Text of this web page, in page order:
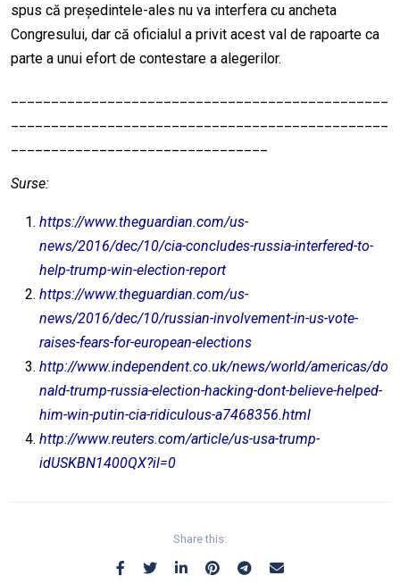
spus că președintele-ales nu va interfera cu ancheta
Congresului, dar că oficialul a privit acest val de rapoarte ca
parte a unui efort de contestare a alegerilor.
Surse:
https://www.theguardian.com/us-
news/2016/dec/10/cia-concludes-russia-interfered-to-
help-trump-win-election-report
https://www.theguardian.com/us-
news/2016/dec/10/russian-involvement-in-us-vote-
raises-fears-for-european-elections
http://www.independent.co.uk/news/world/americas/do
nald-trump-russia-election-hacking-dont-believe-helped-
him-win-putin-cia-ridiculous-a7468356.html
http://www.reuters.com/article/us-usa-trump-
idUSKBN1400QX?il=0
Share this: